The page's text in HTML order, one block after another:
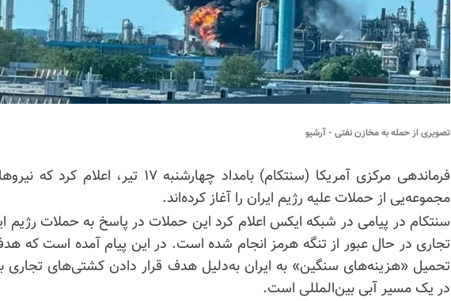
تصویری از حمله به مخازن نفتی - آرشیو
فرماندهی مرکزی آمریکا (سنتکام) بامداد چهارشنبه ۱۷
مجموعه‌یی از حملات علیه رژیم ایران را آغاز کرده‌اند.
سنتکام در پیامی در شبکه ایکس اعلام کرد این حملات در پاسخ به حملات رژیم
تجاری در حال عبور از تنگه هرمز انجام شده است. در این پیام آمده است که
تحمیل «هزینه‌های سنگین» به ایران به‌دلیل هدف قرار دادن کشتی‌های تجاری
در یک مسیر آبی بین‌المللی است.